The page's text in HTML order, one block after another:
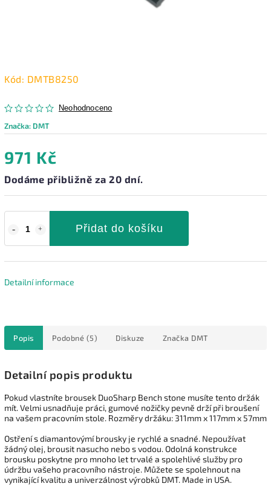
Kód: DMTB8250
Neohodnoceno
Značka: DMT
971 Kč
Dodáme přibližně za 20 dní.
Přidat do košíku
Detailní informace
Popis Podobné (5) Diskuze Značka DMT
Detailní popis produktu
Pokud vlastníte brousek DuoSharp Bench stone musíte tento držák
mít. Velmi usnadňuje práci, gumové nožičky pevně drží při broušení
na vašem pracovním stole. Rozměry držáku: 311mm x 117mm x 57mm
Ostření s diamantovýmí brousky je rychlé a snadné. Nepoužívat
žádný olej, brousit nasucho nebo s vodou. Odolná konstrukce
brousku poskytne pro mnoho let trvalé a spolehlivé služby pro
údržbu vašeho pracovního nástroje. Můžete se spolehnout na
vynikající kvalitu a univerzálnost výrobků DMT. Made in USA.